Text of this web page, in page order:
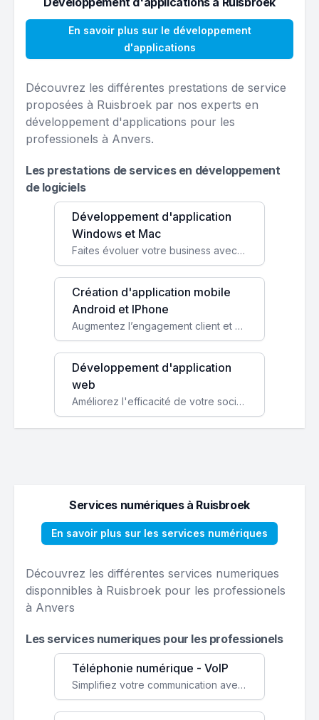
En savoir plus sur le développement
d'applications
Découvrez les différentes prestations de service
proposées à Ruisbroek par nos experts en
développement d'applications pour les
professionels à Anvers.
Les prestations de services en développement
de logiciels
Développement d'application
Windows et Mac
Faites évoluer votre business avec des solutions logicielles personnalisées, parfaitement adaptées à vos besoins spécifiques.
Création d'application mobile
Android et IPhone
Augmentez l’engagement client et simplifiez vos processus avec une application mobile sur mesure, disponible sur iOS et Android.
Développement d'application
web
Améliorez l'efficacité de votre société avec une application web personnalisée accessible partout et tout le temps.
Services numériques à Ruisbroek
En savoir plus sur les services numériques
Découvrez les différentes services numeriques
disponnibles à Ruisbroek pour les professionels
à Anvers
Les services numeriques pour les professionels
Téléphonie numérique - VoIP
Simplifiez votre communication avec une solution VoIP flexible, économique et adaptée à vos besoins professionnels.